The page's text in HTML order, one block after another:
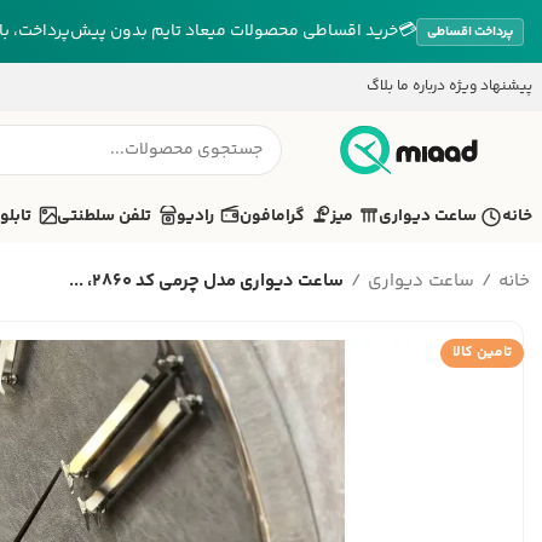
پرداخت اقساطی 💳خرید اقساطی محصولات میعاد تایم بدون پیش‌پرداخت،
پیشنهاد ویژه درباره ما بلاگ
خانه ساعت دیواری میز گرامافون رادیو تلفن سلطنتی تابلو
خانه ساعت دیواری ساعت دیواری مدل چرمی کد 2860، ...
تامین کالا